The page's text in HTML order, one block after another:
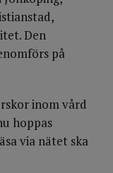
Den
på
inom vård
hoppas
via nätet ska